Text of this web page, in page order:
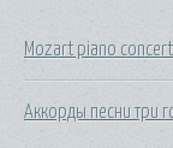
Mozart piano
Аккорды песни три